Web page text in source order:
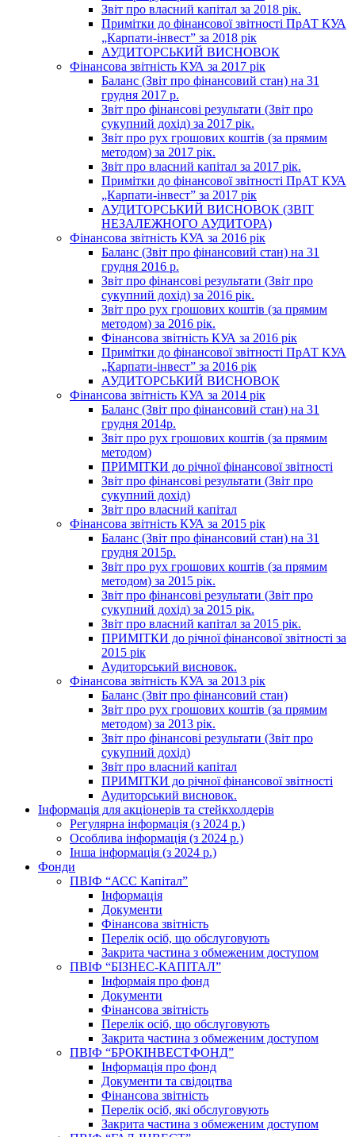
Звіт про власний капітал за 2018 рік.
Примітки до фінансової звітності ПрАТ КУА
„Карпати-інвест” за 2018 рік
АУДИТОРСЬКИЙ ВИСНОВОК
Фінансова звітність КУА за 2017 рік
Баланс (Звіт про фінансовий стан) на 31
грудня 2017 р.
Звіт про фінансові результати (Звіт про
сукупний дохід) за 2017 рік.
Звіт про рух грошових коштів (за прямим
методом) за 2017 рік.
Звіт про власний капітал за 2017 рік.
Примітки до фінансової звітності ПрАТ КУА
„Карпати-інвест” за 2017 рік
АУДИТОРСЬКИЙ ВИСНОВОК (ЗВІТ
НЕЗАЛЕЖНОГО АУДИТОРА)
Фінансова звітність КУА за 2016 рік
Баланс (Звіт про фінансовий стан) на 31
грудня 2016 р.
Звіт про фінансові результати (Звіт про
сукупний дохід) за 2016 рік.
Звіт про рух грошових коштів (за прямим
методом) за 2016 рік.
Фінансова звітність КУА за 2016 рік
Примітки до фінансової звітності ПрАТ КУА
„Карпати-інвест” за 2016 рік
АУДИТОРСЬКИЙ ВИСНОВОК
Фінансова звітність КУА за 2014 рік
Баланс (Звіт про фінансовий стан) на 31
грудня 2014р.
Звіт про рух грошових коштів (за прямим
методом)
ПРИМІТКИ до річної фінансової звітності
Звіт про фінансові результати (Звіт про
сукупний дохід)
Звіт про власний капітал
Фінансова звітність КУА за 2015 рік
Баланс (Звіт про фінансовий стан) на 31
грудня 2015р.
Звіт про рух грошових коштів (за прямим
методом) за 2015 рік.
Звіт про фінансові результати (Звіт про
сукупний дохід) за 2015 рік.
Звіт про власний капітал за 2015 рік.
ПРИМІТКИ до річної фінансової звітності за
2015 рік
Аудиторський висновок.
Фінансова звітність КУА за 2013 рік
Баланс (Звіт про фінансовий стан)
Звіт про рух грошових коштів (за прямим
методом) за 2013 рік.
Звіт про фінансові результати (Звіт про
сукупний дохід)
Звіт про власний капітал
ПРИМІТКИ до річної фінансової звітності
Аудиторський висновок.
Інформація для акціонерів та стейкхолдерів
Регулярна інформація (з 2024 р.)
Особлива інформація (з 2024 р.)
Інша інформація (з 2024 р.)
Фонди
ПВІФ “АСС Капітал”
Інформація
Документи
Фінансова звітність
Перелік осіб, що обслуговують
Закрита частина з обмеженим доступом
ПВІФ “БІЗНЕС-КАПІТАЛ”
Інформаія про фонд
Документи
Фінансова звітність
Перелік осіб, що обслуговують
Закрита частина з обмеженим доступом
ПВІФ “БРОКІНВЕСТФОНД”
Інформація про фонд
Документи та свідоцтва
Фінансова звітність
Перелік осіб, які обслуговують
Закрита частина з обмеженим доступом